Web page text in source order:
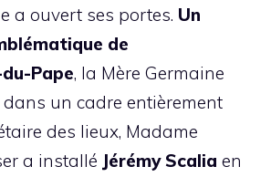
a ouvert ses portes. Un
de
Pape, la Mère Germaine
un cadre entièrement
des lieux, Madame
a installé Jérémy Scalia en